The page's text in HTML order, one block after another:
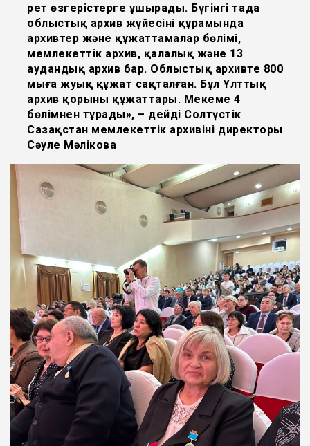
рет өзгерістерге ұшырады. Бүгінгі таңда
облыстық архив жүйесінің құрамында
архивтер және құжаттамалар бөлімі,
мемлекеттік архив, қалалық және 13
аудандық архив бар. Облыстық архивте 800
мыңға жуық құжат сақталған. Бұл Ұлттық
архив қорының құжаттары. Мекеме 4
бөлімнен тұрады», – дейді Солтүстік
Сазақстан мемлекеттік архивінің директоры
Сәуле Мәлікова